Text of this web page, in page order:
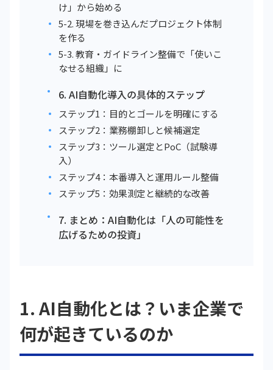
け」から始める
5-2. 現場を巻き込んだプロジェクト体制
を作る
5-3. 教育・ガイドライン整備で「使いこ
なせる組織」に
6. AI自動化導入の具体的ステップ
ステップ1：目的とゴールを明確にする
ステップ2：業務棚卸しと候補選定
ステップ3：ツール選定とPoC（試験導
入）
ステップ4：本番導入と運用ルール整備
ステップ5：効果測定と継続的な改善
7. まとめ：AI自動化は「人の可能性を
広げるための投資」
1. AI自動化とは？いま企業で
何が起きているのか